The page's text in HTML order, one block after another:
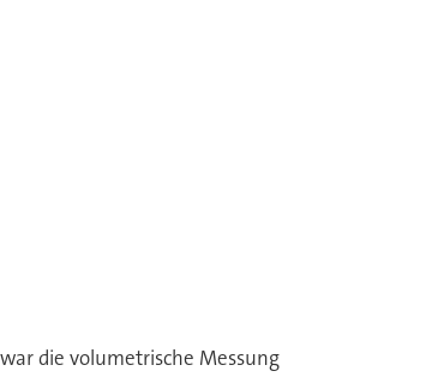
die volumetrische Messung